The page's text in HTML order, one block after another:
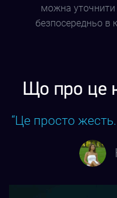
можна уточнити
безпосередньо в
Що про це
“Це просто